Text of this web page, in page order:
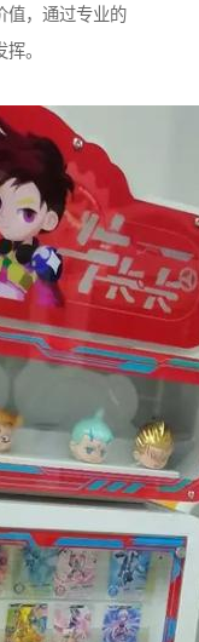
值，通过专业的
。